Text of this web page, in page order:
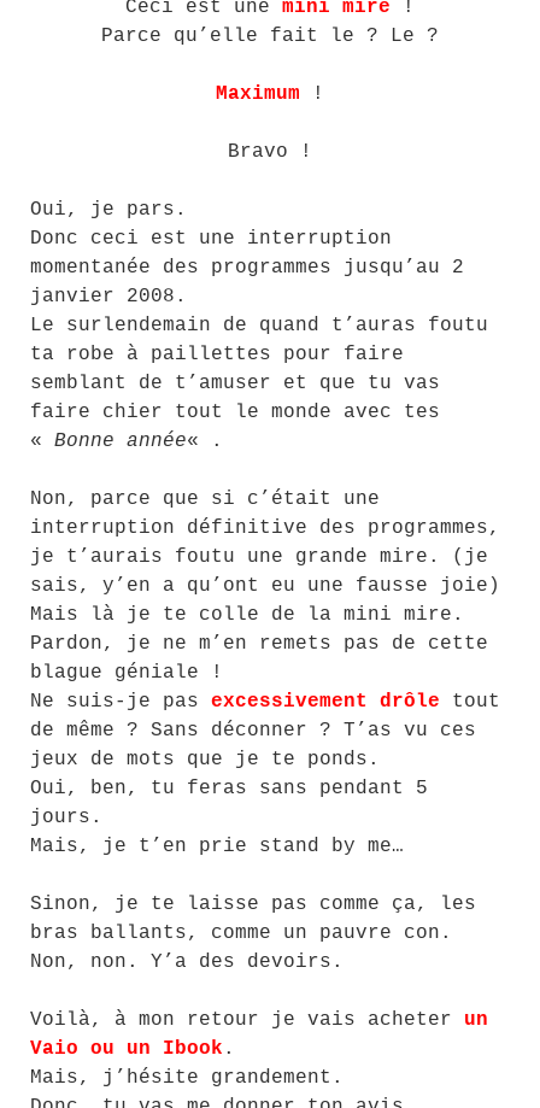
Ceci est une mini mire !
Parce qu’elle fait le ? Le ?
Maximum !
Bravo !
Oui, je pars.
Donc ceci est une interruption
momentanée des programmes jusqu’au 2
janvier 2008.
Le surlendemain de quand t’auras foutu
ta robe à paillettes pour faire
semblant de t’amuser et que tu vas
faire chier tout le monde avec tes
« Bonne année« .
Non, parce que si c’était une
interruption définitive des programmes,
je t’aurais foutu une grande mire. (je
sais, y’en a qu’ont eu une fausse joie)
Mais là je te colle de la mini mire.
Pardon, je ne m’en remets pas de cette
blague géniale !
Ne suis-je pas excessivement drôle tout
de même ? Sans déconner ? T’as vu ces
jeux de mots que je te ponds.
Oui, ben, tu feras sans pendant 5
jours.
Mais, je t’en prie stand by me…
Sinon, je te laisse pas comme ça, les
bras ballants, comme un pauvre con.
Non, non. Y’a des devoirs.
Voilà, à mon retour je vais acheter un
Vaio ou un Ibook .
Mais, j’hésite grandement.